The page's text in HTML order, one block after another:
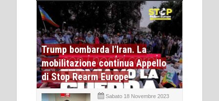
Trump bombarda l'Iran. La
mobilitazione continua Appello
di Stop Rearm Europe
Sabato 18 Novembre 2023